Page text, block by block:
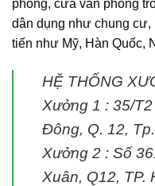
phòng, cửa văn phòng
dân dụng như chung
tiến như Mỹ, Hàn Quốc,
HỆ THỐNG
Xưởng 1 : 35/
Đông, Q. 12,
Xưởng 2 : Số
Xuân, Q12, TP.